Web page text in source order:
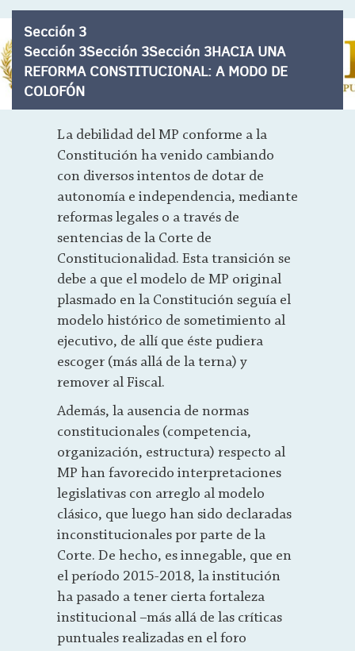
Sección 3
Sección 3Sección 3Sección 3HACIA UNA
REFORMA CONSTITUCIONAL: A MODO DE
COLOFÓN
La debilidad del MP conforme a la
Constitución ha venido cambiando
con diversos intentos de dotar de
autonomía e independencia, mediante
reformas legales o a través de
sentencias de la Corte de
Constitucionalidad. Esta transición se
debe a que el modelo de MP original
plasmado en la Constitución seguía el
modelo histórico de sometimiento al
ejecutivo, de allí que éste pudiera
escoger (más allá de la terna) y
remover al Fiscal.
Además, la ausencia de normas
constitucionales (competencia,
organización, estructura) respecto al
MP han favorecido interpretaciones
legislativas con arreglo al modelo
clásico, que luego han sido declaradas
inconstitucionales por parte de la
Corte. De hecho, es innegable, que en
el período 2015-2018, la institución
ha pasado a tener cierta fortaleza
institucional –más allá de las críticas
puntuales realizadas en el foro